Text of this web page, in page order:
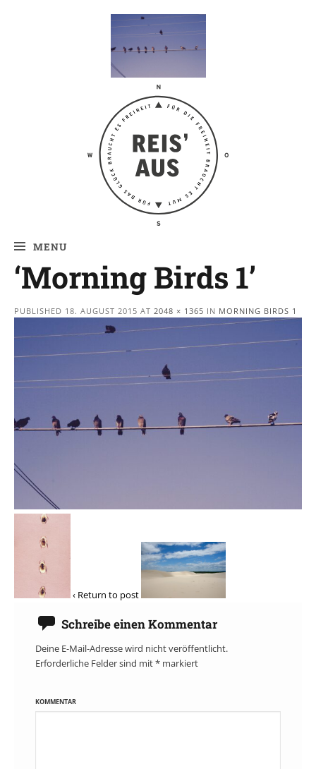
Reis' aus –
Reiseblog
MENU
‘Morning Birds 1’
PUBLISHED 18. AUGUST 2015 AT 2048 × 1365 IN MORNING BIRDS 1
‹ Return to post
Schreibe einen Kommentar
Deine E-Mail-Adresse wird nicht veröffentlicht.
Erforderliche Felder sind mit* markiert
KOMMENTAR